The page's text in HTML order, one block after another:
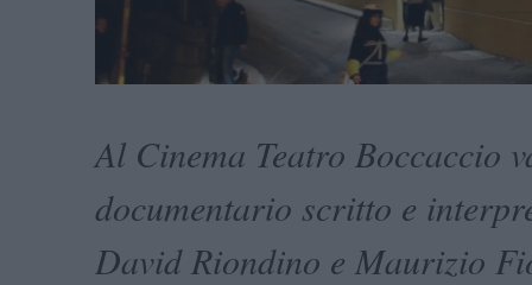
Al Cinema Teatro Boccaccio
documentario scritto e
David Riondino e Maurizio